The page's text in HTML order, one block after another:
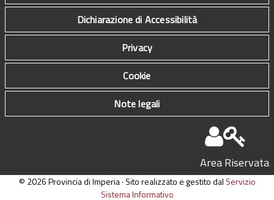
Dichiarazione di Accessibilità
Privacy
Cookie
Note legali
Area Riservata
© 2026 Provincia di Imperia · Sito realizzato e gestito dal Servizio
Sistema Informativo